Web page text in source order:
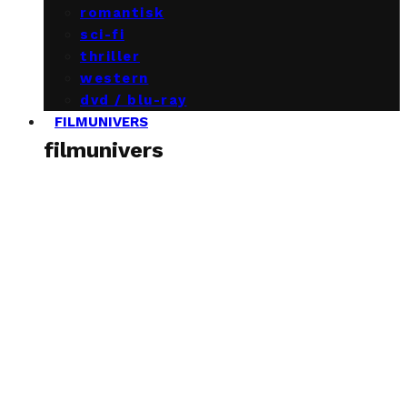
romantisk
sci-fi
thriller
western
dvd / blu-ray
FILMUNIVERS
filmunivers